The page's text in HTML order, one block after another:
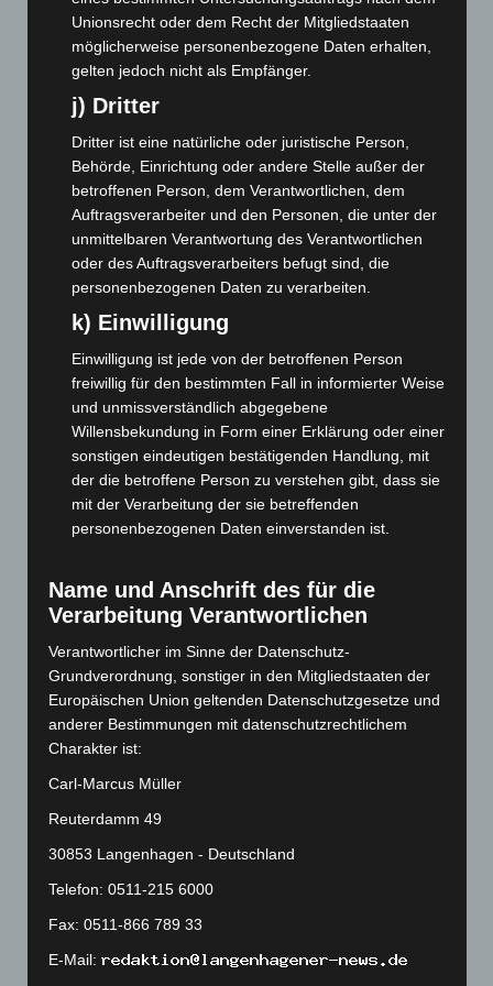
Dezember 2024(89)
November 2024(94)
September 2024
August 2024(107)
Juli 2024(89)
Juni 2024(107)
Mai 2024
(149)
April 2024(102)
März 2024(103)
Februar 2024(103)
Januar 2024(111)
Dezember 2023(130)
November 2023(130)
Oktober 2023(114)
September 2023(133)
Juli 2023(118)
Juni 2023 (142)
Mai 2023(139)
April 2023(155)
März 2023(174)
Februar 2023(154)
Januar 2023(140)
Dezember 2022(130)
November 2022(167)
Oktober 2022(166)
Unionsrecht oder dem Recht der Mitgliedstaaten
möglicherweise personenbezogene Daten erhalten,
gelten jedoch nicht als Empfänger.
j) Dritter
Dritter ist eine natürliche oder juristische Person,
Behörde, Einrichtung oder andere Stelle außer der
betroffenen Person, dem Verantwortlichen, dem
Auftragsverarbeiter und den Personen, die unter der
unmittelbaren Verantwortung des Verantwortlichen
oder des Auftragsverarbeiters befugt sind, die
personenbezogenen Daten zu verarbeiten.
k) Einwilligung
Einwilligung ist jede von der betroffenen Person
freiwillig für den bestimmten Fall in informierter Weise
und unmissverständlich abgegebene
Willensbekundung in Form einer Erklärung oder einer
sonstigen eindeutigen bestätigenden Handlung, mit
der die betroffene Person zu verstehen gibt, dass sie
mit der Verarbeitung der sie betreffenden
personenbezogenen Daten einverstanden ist.
Name und Anschrift des für die
Verarbeitung Verantwortlichen
Verantwortlicher im Sinne der Datenschutz-
Grundverordnung, sonstiger in den Mitgliedstaaten der
Europäischen Union geltenden Datenschutzgesetze und
anderer Bestimmungen mit datenschutzrechtlichem
Charakter ist:
Carl-Marcus Müller
Reuterdamm 49
30853 Langenhagen - Deutschland
Telefon: 0511-215 6000
Fax: 0511-866 789 33
E-Mail: